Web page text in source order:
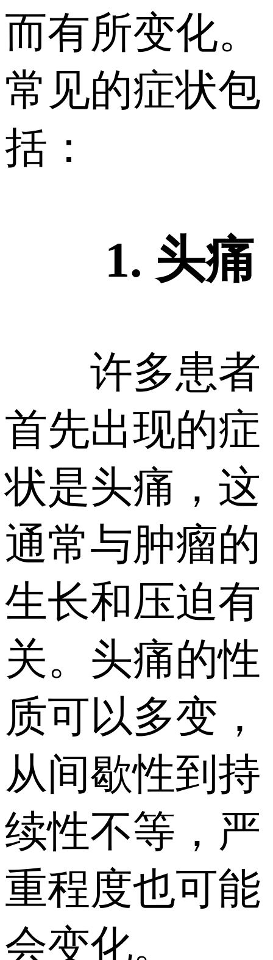
而有所变化。
常见的症状包
括：
1. 头痛
许多患者
首先出现的症
状是头痛，这
通常与肿瘤的
生长和压迫有
关。头痛的性
质可以多变，
从间歇性到持
续性不等，严
重程度也可能
会变化。